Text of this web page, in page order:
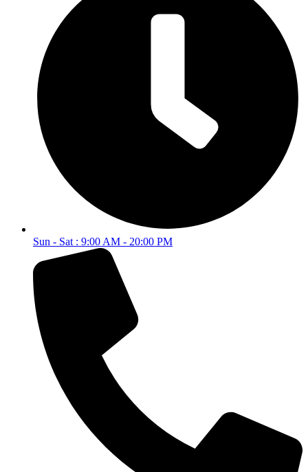
Sun - Sat : 9:00 AM - 20:00 PM